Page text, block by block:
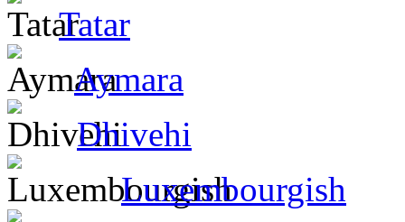
Tatar
Aymara
Dhivehi
Luxembourgish